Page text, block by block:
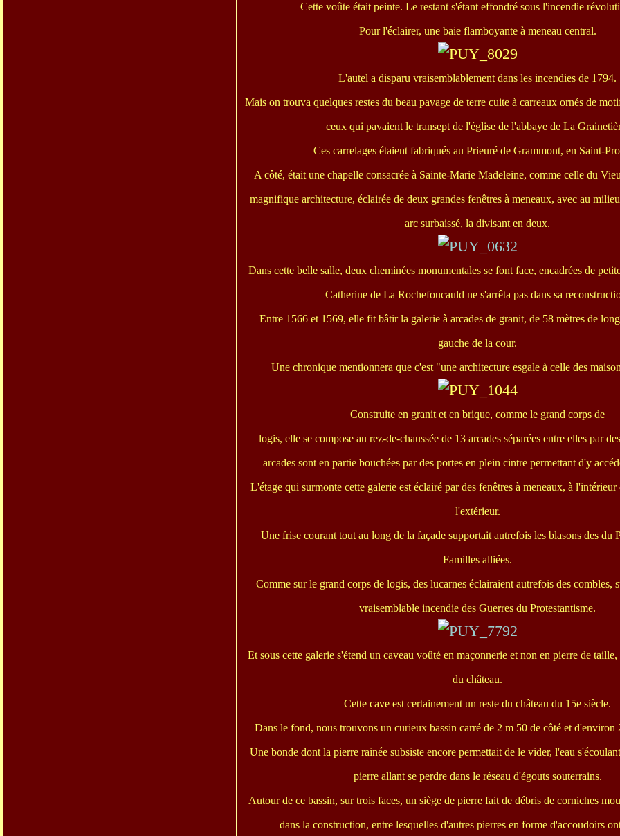
Cette voûte était peinte. Le restant s'étant effondré sous l'incendie
Pour l'éclairer, une baie flamboyante à meneau central.
L'autel a disparu vraisemblablement dans les incendies de 1794.
Mais on trouva quelques restes du beau pavage de terre cuite à carreaux ornés de
ceux qui pavaient le transept de l'église de l'abbaye de La
Ces carrelages étaient fabriqués au Prieuré de Grammont, en Saint-
A côté, était une chapelle consacrée à Sainte-Marie Madeleine, comme celle du
magnifique architecture, éclairée de deux grandes fenêtres à meneaux, avec au
arc surbaissé, la divisant en deux.
Dans cette belle salle, deux cheminées monumentales se font face, encadrées de
Catherine de La Rochefoucauld ne s'arrêta pas dans sa
Entre 1566 et 1569, elle fit bâtir la galerie à arcades de granit, de 58 mètres de
gauche de la cour.
Une chronique mentionnera que c'est "une architecture esgale à celle des
Construite en granit et en brique, comme le grand corps de
logis, elle se compose au rez-de-chaussée de 13 arcades séparées entre elles par
arcades sont en partie bouchées par des portes en plein cintre permettant d'y
L'étage qui surmonte cette galerie est éclairé par des fenêtres à meneaux, à
l'extérieur.
Une frise courant tout au long de la façade supportait autrefois les blasons des du
Familles alliées.
Comme sur le grand corps de logis, des lucarnes éclairaient autrefois des combles,
vraisemblable incendie des Guerres du Protestantisme.
Et sous cette galerie s'étend un caveau voûté en maçonnerie et non en pierre de taille,
du château.
Cette cave est certainement un reste du château du 15e siècle.
Dans le fond, nous trouvons un curieux bassin carré de 2 m 50 de côté et d'environ
Une bonde dont la pierre rainée subsiste encore permettait de le vider, l'eau
pierre allant se perdre dans le réseau d'égouts souterrains.
Autour de ce bassin, sur trois faces, un siège de pierre fait de débris de corniches
dans la construction, entre lesquelles d'autres pierres en forme d'accoudoirs